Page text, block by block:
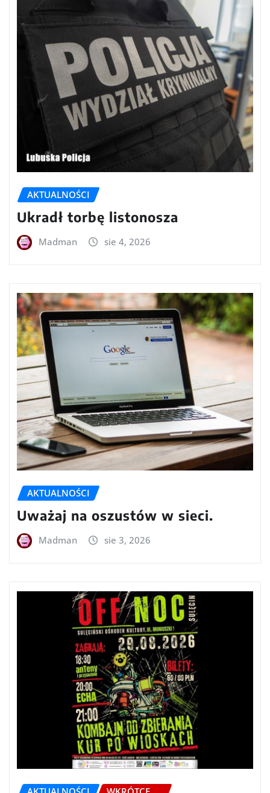
AKTUALNOŚCI
Ukradł torbę listonosza
Madman sie 4, 2026
AKTUALNOŚCI
Uważaj na oszustów w sieci.
Madman sie 3, 2026